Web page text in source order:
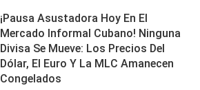
¡Pausa Asustadora Hoy En El
Mercado Informal Cubano! Ninguna
Divisa Se Mueve: Los Precios Del
Dólar, El Euro Y La MLC Amanecen
Congelados